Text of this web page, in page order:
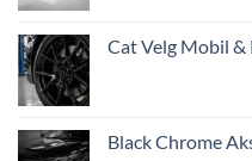
Cat Velg Mobil &
Black Chrome